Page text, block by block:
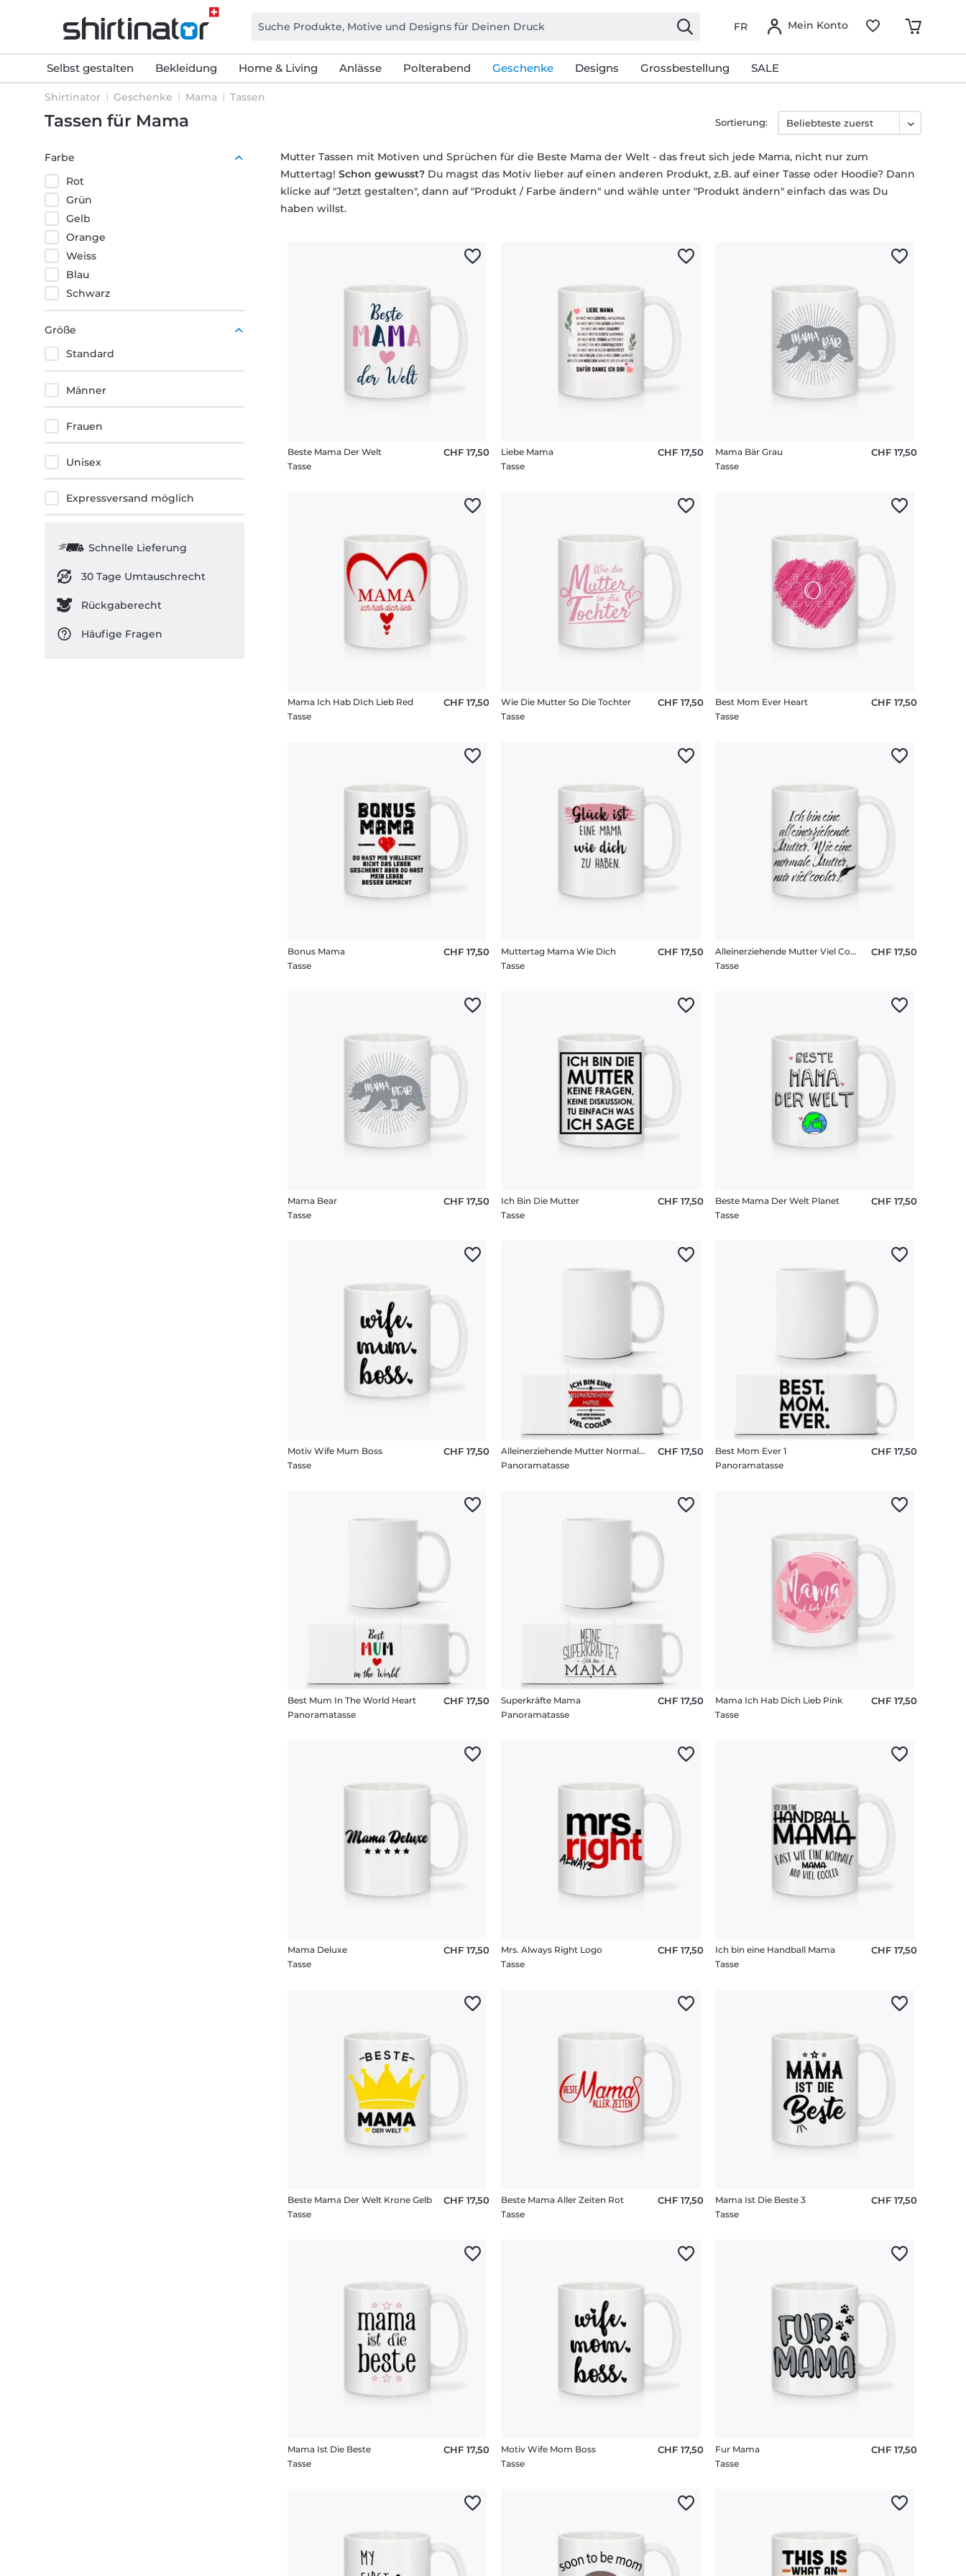
FR Mein Konto
Selbst gestalten Bekleidung Home & Living Anlässe Polterabend Geschenke Designs Grossbestellung SALE
Shirtinator Geschenke Mama Tassen
Tassen für Mama
Farbe
Rot
Grün
Gelb
Orange
Weiss
Blau
Schwarz
Größe
Standard
Männer
Frauen
Unisex
Expressversand möglich
Schnelle Lieferung
30 Tage Umtauschrecht
Rückgaberecht
Häufige Fragen
Mutter Tassen mit Motiven und Sprüchen für die Beste Mama der Welt - das freut sich jede Mama, nicht nur zum
Muttertag! Schon gewusst? Du magst das Motiv lieber auf einen anderen Produkt, z.B. auf einer Tasse oder Hoodie? Dann
klicke auf "Jetzt gestalten", dann auf "Produkt / Farbe ändern" und wähle unter "Produkt ändern" einfach das was Du
haben willst.
Sortierung:
Beste Mama Der Welt
Tasse
CHF 17,50
Liebe Mama
Tasse
CHF 17,50
Mama Bär Grau
Tasse
CHF 17,50
Mama Ich Hab DIch Lieb Red
Tasse
CHF 17,50
Wie Die Mutter So Die Tochter
Tasse
CHF 17,50
Best Mom Ever Heart
Tasse
CHF 17,50
Bonus Mama
Tasse
CHF 17,50
Muttertag Mama Wie Dich
Tasse
CHF 17,50
Alleinerziehende Mutter Viel Cooler
Tasse
CHF 17,50
Mama Bear
Tasse
CHF 17,50
Ich Bin Die Mutter
Tasse
CHF 17,50
Beste Mama Der Welt Planet
Tasse
CHF 17,50
Motiv Wife Mum Boss
Tasse
CHF 17,50
Alleinerziehende Mutter Normal Cooler
Panoramatasse
CHF 17,50
Best Mom Ever 1
Panoramatasse
CHF 17,50
Best Mum In The World Heart
Panoramatasse
CHF 17,50
Superkräfte Mama
Panoramatasse
CHF 17,50
Mama Ich Hab Dich Lieb Pink
Tasse
CHF 17,50
Mama Deluxe
Tasse
CHF 17,50
Mrs. Always Right Logo
Tasse
CHF 17,50
Ich bin eine Handball Mama
Tasse
CHF 17,50
Beste Mama Der Welt Krone Gelb
Tasse
CHF 17,50
Beste Mama Aller Zeiten Rot
Tasse
CHF 17,50
Mama Ist Die Beste 3
Tasse
CHF 17,50
Mama Ist Die Beste
Tasse
CHF 17,50
Motiv Wife Mom Boss
Tasse
CHF 17,50
Fur Mama
Tasse
CHF 17,50